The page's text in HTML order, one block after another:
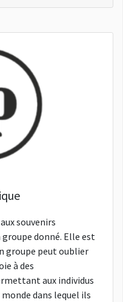
souvenirs
donné. Elle est
groupe peut oublier
à des
aux individus
dans lequel ils